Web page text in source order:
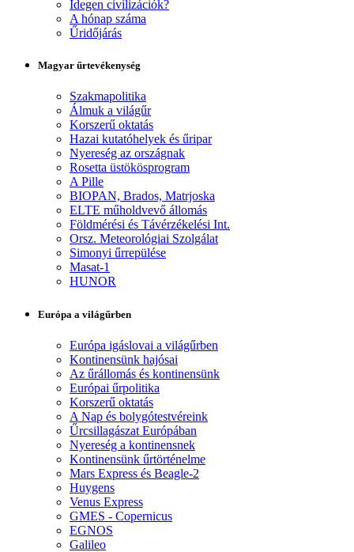
Idegen civilizációk?
A hónap száma
Űridőjárás
Magyar űrtevékenység
Szakmapolitika
Álmuk a világűr
Korszerű oktatás
Hazai kutatóhelyek és űripar
Nyereség az országnak
Rosetta üstökösprogram
A Pille
BIOPAN, Brados, Matrjoska
ELTE műholdvevő állomás
Földmérési és Távérzékelési Int.
Orsz. Meteorológiai Szolgálat
Simonyi űrrepülése
Masat-1
HUNOR
Európa a világűrben
Európa igáslovai a világűrben
Kontinensünk hajósai
Az űrállomás és kontinensünk
Európai űrpolitika
Korszerű oktatás
A Nap és bolygótestvéreink
Űrcsillagászat Európában
Nyereség a kontinensnek
Kontinensünk űrtörténelme
Mars Express és Beagle-2
Huygens
Venus Express
GMES - Copernicus
EGNOS
Galileo